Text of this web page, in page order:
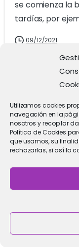
Utilizamos cookies
navegación en la
nosotros y recopilar
Política de Cookies
que usamos, su
rechazarlas, si así lo
se comienza la
tardías, por
09/12/2021
Qué es el